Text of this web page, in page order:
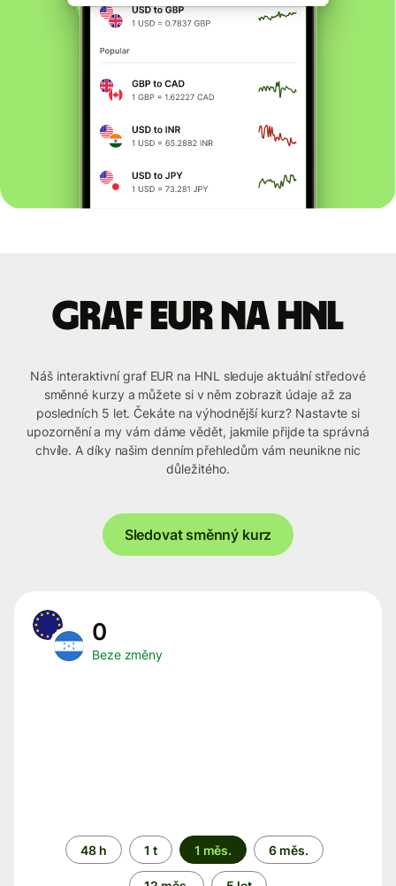
graf EUR na HNL
Náš interaktivní graf EUR na HNL sleduje aktuální středové
směnné kurzy a můžete si v něm zobrazit údaje až za
posledních 5 let. Čekáte na výhodnější kurz? Nastavte si
upozornění a my vám dáme vědět, jakmile přijde ta správná
chvíle. A díky našim denním přehledům vám neunikne nic
důležitého.
Sledovat směnný kurz
0
Beze změny
Časové
období
48 h 1 t 1 měs. 6 měs.